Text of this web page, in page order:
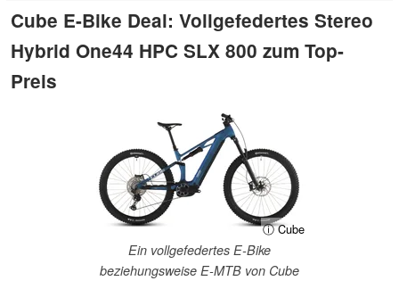
Cube E-Bike Deal: Vollgefedertes Stereo
Hybrid One44 HPC SLX 800 zum Top-
Preis
ⓘ Cube
Ein vollgefedertes E-Bike
beziehungsweise E-MTB von Cube